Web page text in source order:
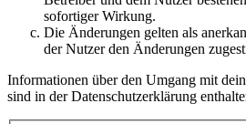
sofortiger Wirkung.
Die Änderungen gelten als
der Nutzer den Änderungen
Informationen über den Umgang mit
sind in der Datenschutzerklärung